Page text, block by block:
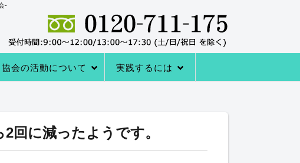
-
協会の活動について 実践するには
回に減ったようです。